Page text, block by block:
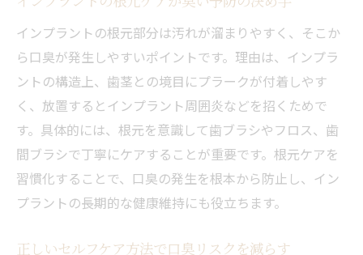
インプラントの根元部分は汚れが溜まりやすく、そこか
ら口臭が発生しやすいポイントです。理由は、インプラ
ントの構造上、歯茎との境目にプラークが付着しやす
く、放置するとインプラント周囲炎などを招くためで
す。具体的には、根元を意識して歯ブラシやフロス、歯
間ブラシで丁寧にケアすることが重要です。根元ケアを
習慣化することで、口臭の発生を根本から防止し、イン
プラントの長期的な健康維持にも役立ちます。
正しいセルフケア方法で口臭リスクを減らす